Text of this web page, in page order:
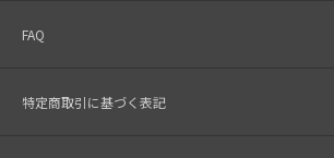
FAQ
特定商取引に基づく表記